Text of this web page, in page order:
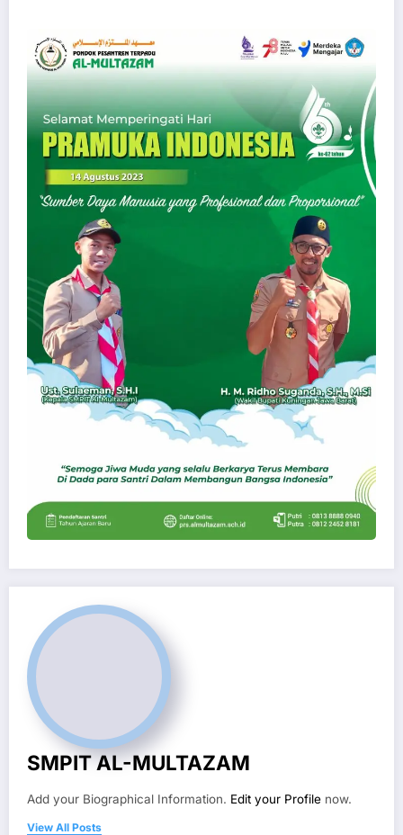
SMPIT AL-MULTAZAM
Add your Biographical Information. Edit your Profile now.
View All Posts